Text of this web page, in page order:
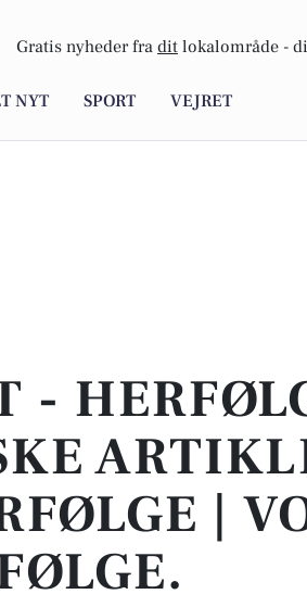
Gratis nyheder fra dit lokalområde -
NYT SPORT VEJRET
-
|